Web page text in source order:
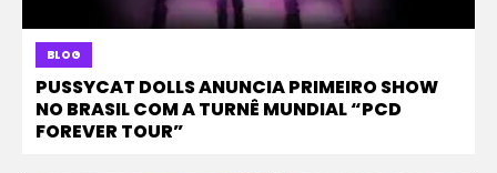
BLOG
PUSSYCAT DOLLS ANUNCIA PRIMEIRO SHOW
NO BRASIL COM A TURNÊ MUNDIAL “PCD
FOREVER TOUR”